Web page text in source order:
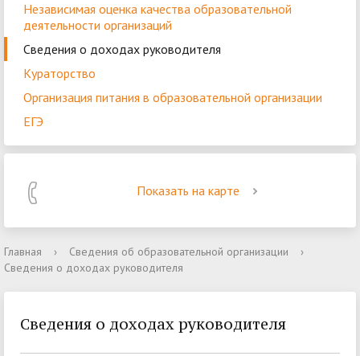
Независимая оценка качества образовательной
деятельности организаций
Сведения о доходах руководителя
Кураторство
Организация питания в образовательной организации
ЕГЭ
Показать на карте
Главная › Сведения об образовательной организации
›
Сведения о доходах руководителя
Сведения о доходах руководителя